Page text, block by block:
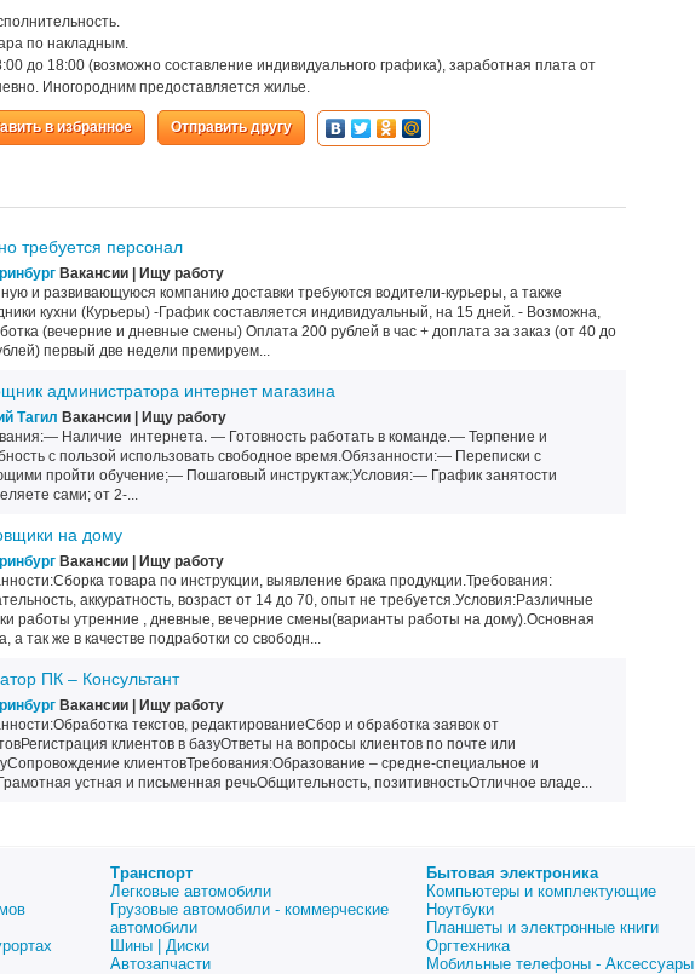
по накладным.
до 18:00 (возможно составление индивидуального графика), заработная плата от
Иногородним предоставляется жилье.
в избранное Отправить другу
требуется персонал
Вакансии | Ищу работу
и развивающуюся компанию доставки требуются водители-курьеры, а также
кухни (Курьеры) -График составляется индивидуальный, на 15 дней. - Возможна,
(вечерние и дневные смены) Оплата 200 рублей в час + доплата за заказ (от 40 до
первый две недели премируем...
администратора интернет магазина
Тагил Вакансии | Ищу работу
Наличие интернета. — Готовность работать в команде.— Терпение и
с пользой использовать свободное время.Обязанности:— Переписки с
пройти обучение;— Пошаговый инструктаж;Условия:— График занятости
сами; от 2-...
на дому
Вакансии | Ищу работу
товара по инструкции, выявление брака продукции.Требования:
аккуратность, возраст от 14 до 70, опыт не требуется.Условия:Различные
работы утренние , дневные, вечерние смены(варианты работы на дому).Основная
а так же в качестве подработки со свободн...
ПК – Консультант
Вакансии | Ищу работу
текстов, редактированиеСбор и обработка заявок от
клиентов в базуОтветы на вопросы клиентов по почте или
клиентовТребования:Образование – средне-специальное и
устная и письменная речьОбщительность, позитивностьОтличное владе...
Транспорт
Легковые автомобили
Грузовые автомобили - коммерческие
автомобили
Шины | Диски
Автозапчасти
Бытовая электроника
Компьютеры и комплектующие
Ноутбуки
Планшеты и электронные книги
Оргтехника
Мобильные телефоны - Аксессуары